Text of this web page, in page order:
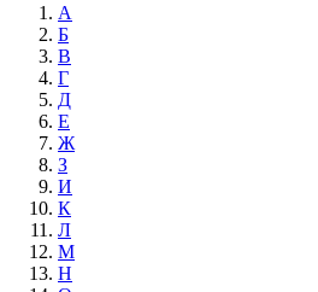
А
Б
В
Г
Д
Е
Ж
З
И
К
Л
М
Н